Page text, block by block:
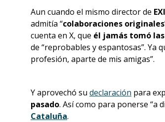
Aun cuando el mismo director de
admitía “colaboraciones originales
cuenta en X, que él jamás tomó
de “reprobables y espantosas”. Ya
profesión, aparte de mis amigas”.
Y aprovechó su declaración para
pasado. Así como para ponerse “a
Cataluña.